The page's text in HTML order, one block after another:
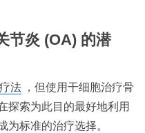
节炎 (OA) 的潜
法 ，但使用干细胞治疗骨
探索为此目的最好地利用
为标准的治疗选择。